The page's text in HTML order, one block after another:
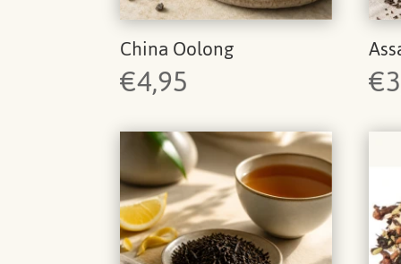
China Oolong
€4,95 €